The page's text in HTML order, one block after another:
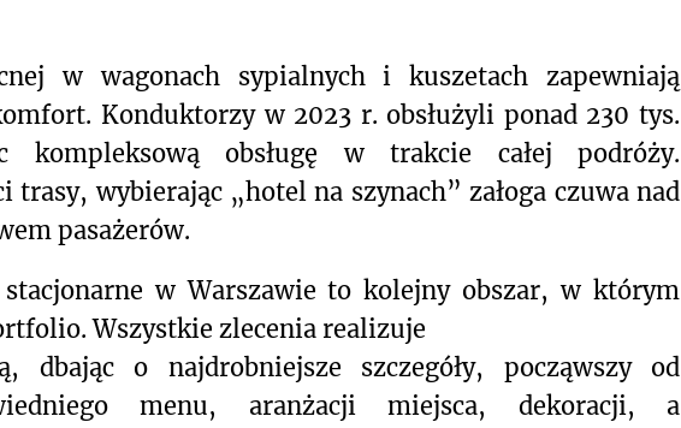
w wagonach sypialnych i kuszetach zapewniają
Konduktorzy w 2023 r. obsłużyli ponad 230 tys.
kompleksową obsługę w trakcie całej podróży.
trasy, wybierając „hotel na szynach” załoga czuwa nad
pasażerów.
w Warszawie to kolejny obszar, w którym
Wszystkie zlecenia realizuje
dbając o najdrobniejsze szczegóły, począwszy od
menu, aranżacji miejsca, dekoracji, a